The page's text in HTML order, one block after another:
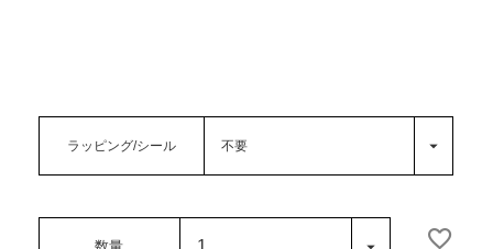
ラッピング/シール